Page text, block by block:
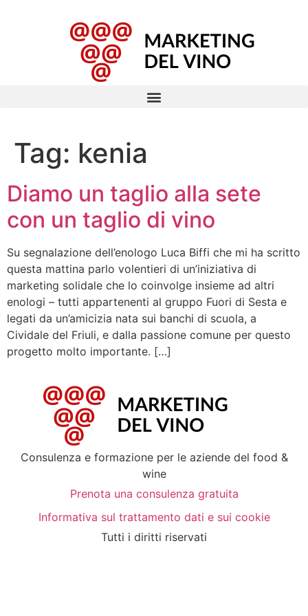
Tag: kenia
Diamo un taglio alla sete
con un taglio di vino
Su segnalazione dell’enologo Luca Biffi che mi ha scritto
questa mattina parlo volentieri di un’iniziativa di
marketing solidale che lo coinvolge insieme ad altri
enologi – tutti appartenenti al gruppo Fuori di Sesta e
legati da un’amicizia nata sui banchi di scuola, a
Cividale del Friuli, e dalla passione comune per questo
progetto molto importante. […]
Consulenza e formazione per le aziende del food &
wine
Prenota una consulenza gratuita
Informativa sul trattamento dati e sui cookie
Tutti i diritti riservati